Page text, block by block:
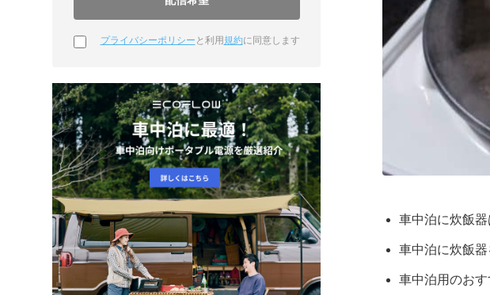
プライバシーポリシー と利用規約に同意します
車中泊に炊飯
車中泊に炊飯
車中泊用のおす